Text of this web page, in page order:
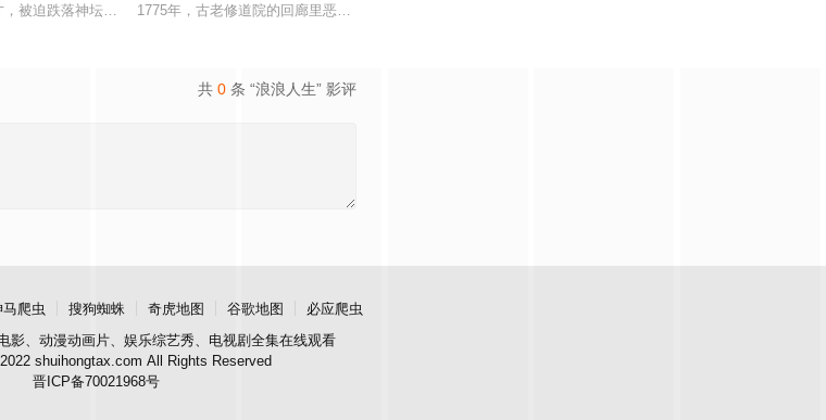
出了困住他
代表、第十二届中华慈善奖最具爱心慈善楷模张
被迫跌落神坛。被那微不足道的成就麻醉过后他该如何面对现实，能改变他的命运的
1775年，古老修道院的回廊里恶灵潜藏，血腥诅咒悄然蔓延，修女们接连坠入死亡深渊；2025
共 0 条 “浪浪人生” 影评
马爬虫 搜狗蜘蛛 奇虎地图 谷歌地图
必应爬虫
影、动漫动画片、娱乐综艺秀、电视剧全集在线观看
shuihongtax.com All Rights Reserved
晋ICP备70021968号